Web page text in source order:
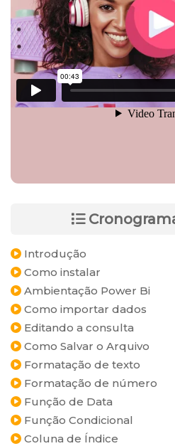
Introdução
Como instalar
Ambientação Power Bi
Como importar dados
Editando a consulta
Como Salvar o Arquivo
Formatação de texto
Formatação de número
Função de Data
Função Condicional
Coluna de Índice